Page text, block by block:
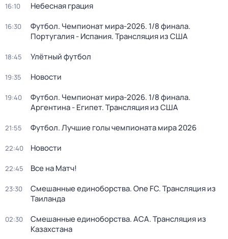
16:10 Небесная грация
16:30
Футбол. Чемпионат мира-2026. 1/8 финала.
Португалия - Испания. Трансляция из США
18:45 Улётный футбол
19:35 Новости
19:40
Футбол. Чемпионат мира-2026. 1/8 финала.
Аргентина - Египет. Трансляция из США
21:55 Футбол. Лучшие голы чемпионата мира 2026
22:40 Новости
22:45 Все на Матч!
23:30
Смешанные единоборства. One FC. Трансляция из
Таиланда
02:30
Смешанные единоборства. АСА. Трансляция из
Казахстана